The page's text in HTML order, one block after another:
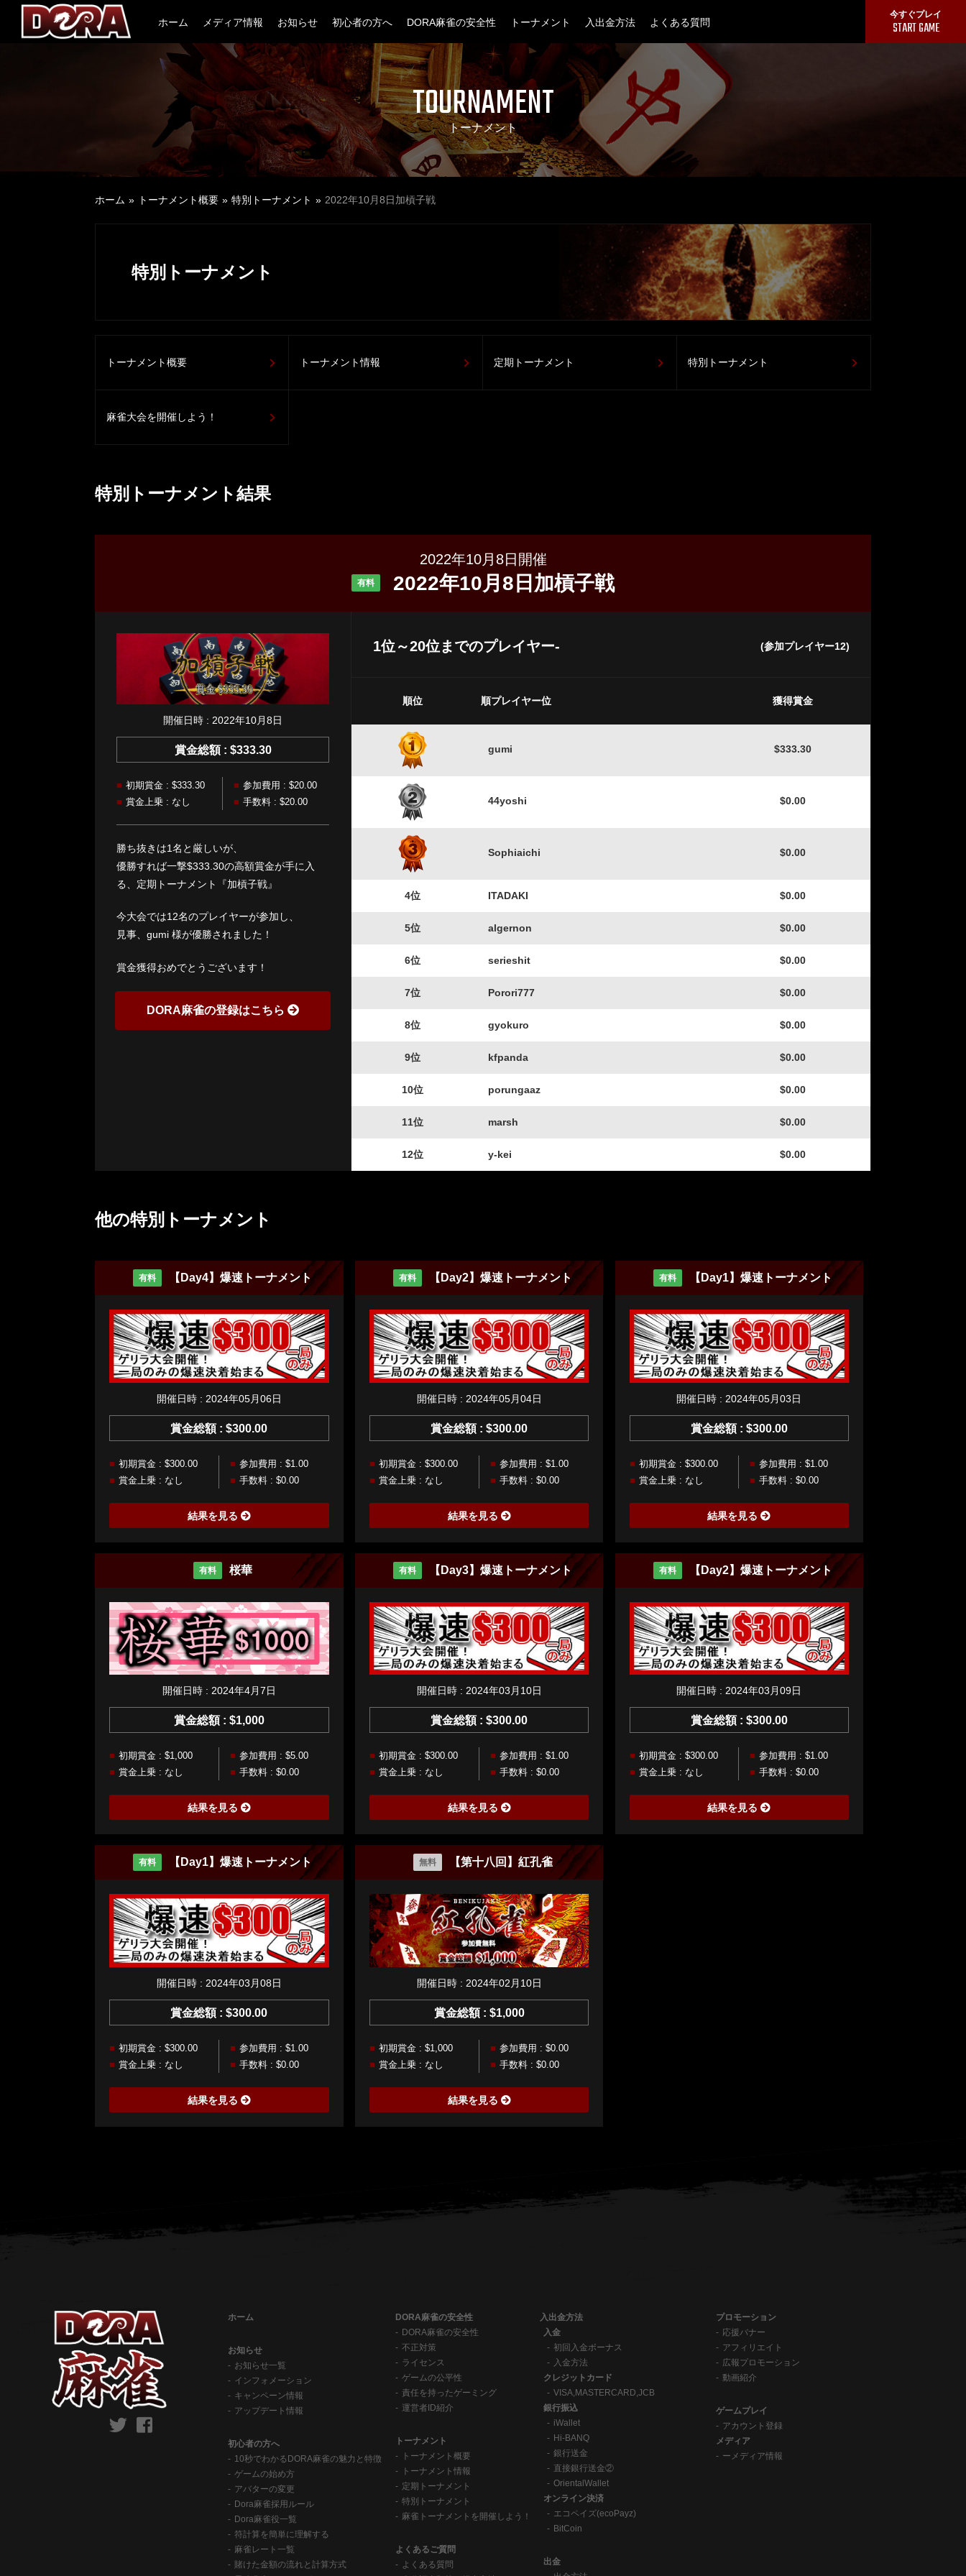
ホーム メディア情報 お知らせ 初心者の方へ DORA麻雀の安全性 トーナメント 入出金方法 よくある質問
今すぐプレイ
START GAMEMENU
TOURNAMENT
トーナメント
ホーム トーナメント概要 特別トーナメント 2022年10月8日加槓子戦
特別トーナメント
トーナメント概要 トーナメント情報 定期トーナメント 特別トーナメント
麻雀大会を開催しよう！
特別トーナメント結果
2022年10月8日開催
有料 2022年10月8日加槓子戦
開催日時 : 2022年10月8日
賞金総額 : $333.30
初期賞金 : $333.30
参加費用 : $20.00
賞金上乗 : なし
手数料 : $20.00
勝ち抜きは1名と厳しいが、
優勝すれば一撃$333.30の高額賞金が手に入
る、定期トーナメント『加槓子戦』
今大会では12名のプレイヤーが参加し、
見事、gumi 様が優勝されました！
賞金獲得おめでとうございます！
DORA麻雀の登録はこちら
1位～20位までのプレイヤー- (参加プレイヤー12)
順位 順プレイヤー位 獲得賞金
gumi $333.30
44yoshi $0.00
Sophiaichi $0.00
4位 ITADAKI $0.00
5位 algernon $0.00
6位 serieshit $0.00
7位 Porori777 $0.00
8位 gyokuro $0.00
9位 kfpanda $0.00
10位 porungaaz $0.00
11位 marsh $0.00
12位 y-kei $0.00
他の特別トーナメント
有料 【Day4】爆速トーナメント
開催日時 : 2024年05月06日
賞金総額 : $300.00
初期賞金 : $300.00
参加費用 : $1.00
賞金上乗 : なし
手数料 : $0.00
結果を見る
有料 【Day2】爆速トーナメント
開催日時 : 2024年05月04日
賞金総額 : $300.00
初期賞金 : $300.00
参加費用 : $1.00
賞金上乗 : なし
手数料 : $0.00
結果を見る
有料 【Day1】爆速トーナメント
開催日時 : 2024年05月03日
賞金総額 : $300.00
初期賞金 : $300.00
参加費用 : $1.00
賞金上乗 : なし
手数料 : $0.00
結果を見る
有料 桜華
開催日時 : 2024年4月7日
賞金総額 : $1,000
初期賞金 : $1,000
参加費用 : $5.00
賞金上乗 : なし
手数料 : $0.00
結果を見る
有料 【Day3】爆速トーナメント
開催日時 : 2024年03月10日
賞金総額 : $300.00
初期賞金 : $300.00
参加費用 : $1.00
賞金上乗 : なし
手数料 : $0.00
結果を見る
有料 【Day2】爆速トーナメント
開催日時 : 2024年03月09日
賞金総額 : $300.00
初期賞金 : $300.00
参加費用 : $1.00
賞金上乗 : なし
手数料 : $0.00
結果を見る
有料 【Day1】爆速トーナメント
開催日時 : 2024年03月08日
賞金総額 : $300.00
初期賞金 : $300.00
参加費用 : $1.00
賞金上乗 : なし
手数料 : $0.00
結果を見る
無料 【第十八回】紅孔雀
開催日時 : 2024年02月10日
賞金総額 : $1,000
初期賞金 : $1,000
参加費用 : $0.00
賞金上乗 : なし
手数料 : $0.00
結果を見る
ホーム
お知らせ
お知らせ一覧
インフォメーション
キャンペーン情報
アップデート情報
初心者の方へ
10秒でわかるDORA麻雀の魅力と特徴
ゲームの始め方
アバターの変更
Dora麻雀採用ルール
Dora麻雀役一覧
符計算を簡単に理解する
麻雀レート一覧
賭けた金額の流れと計算方式
DORA麻雀の安全性
DORA麻雀の安全性
不正対策
ライセンス
ゲームの公平性
責任を持ったゲーミング
運営者ID紹介
トーナメント
トーナメント概要
トーナメント情報
定期トーナメント
特別トーナメント
麻雀トーナメントを開催しよう！
よくあるご質問
よくある質問
入出金方法
入金
初回入金ボーナス
入金方法
クレジットカード
VISA,MASTERCARD,JCB
銀行振込
iWallet
Hi-BANQ
銀行送金
直接銀行送金②
OrientalWallet
オンライン決済
エコペイズ(ecoPayz)
BitCoin
出金
プロモーション
応援バナー
アフィリエイト
広報プロモーション
動画紹介
ゲームプレイ
アカウント登録
メディア
ーメディア情報